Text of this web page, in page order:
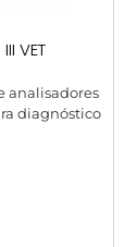
VET
analisadores
diagnóstico